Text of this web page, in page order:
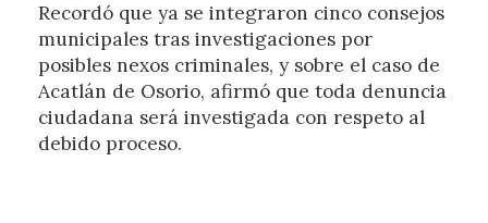
Recordó que ya se integraron cinco consejos
municipales tras investigaciones por
posibles nexos criminales, y sobre el caso de
Acatlán de Osorio, afirmó que toda denuncia
ciudadana será investigada con respeto al
debido proceso.